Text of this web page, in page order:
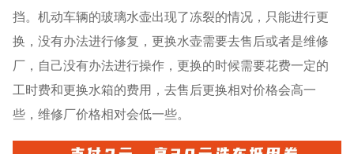
挡。机动车辆的玻璃水壶出现了冻裂的情况，只能进行更
换，没有办法进行修复，更换水壶需要去售后或者是维修
厂，自己没有办法进行操作，更换的时候需要花费一定的
工时费和更换水箱的费用，去售后更换相对价格会高一
些，维修厂价格相对会低一些。